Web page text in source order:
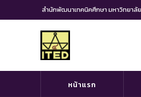
สำนักพัฒนาเทคนิคศึกษา มหาวิทยาลั
หน้าแรก